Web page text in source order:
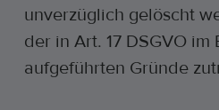
unverzüglich gelöscht
der in Art. 17 DSGVO im
aufgeführten Gründe